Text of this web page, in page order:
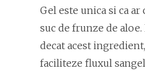
Gel este unica si ca
suc de frunze de
decat acest
faciliteze fluxul